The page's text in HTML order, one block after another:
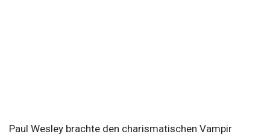
Paul Wesley brachte den charismatischen Vampir